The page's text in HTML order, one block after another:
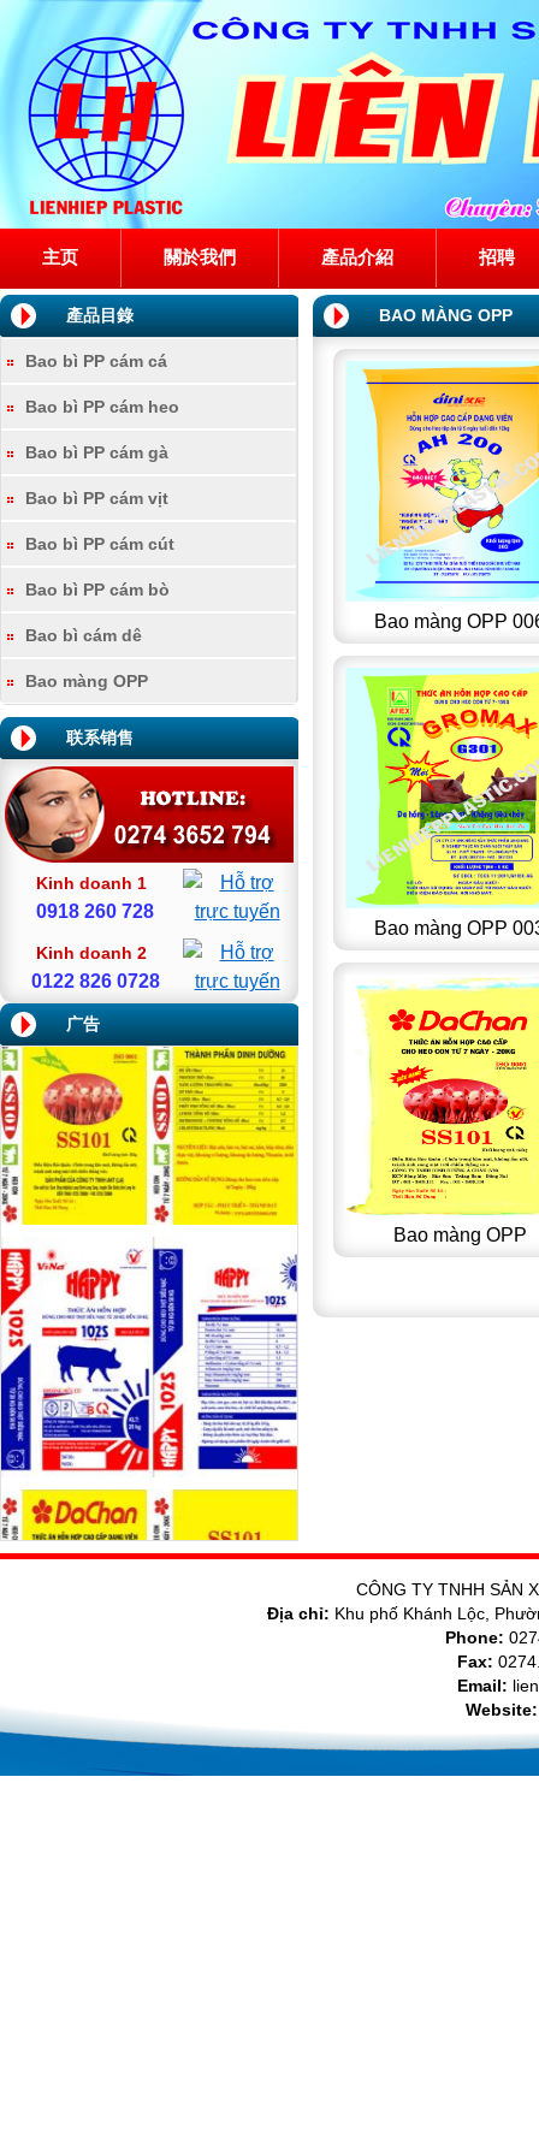
主页 關於我們 產品介紹 招聘
產品目錄
Bao bì PP cám cá
Bao bì PP cám heo
Bao bì PP cám gà
Bao bì PP cám vịt
Bao bì PP cám cút
Bao bì PP cám bò
Bao bì cám dê
Bao màng OPP
联系销售
Kinh doanh 1
0918 260 728
Kinh doanh 2
0122 826 0728
广告
BAO MÀNG OPP
Bao màng OPP
Bao màng OPP
Bao màng OPP
CÔNG TY TNHH SẢN
Địa chỉ: Khu phố Khánh Lộc,
Phone:
Fax:
Email:
Website: